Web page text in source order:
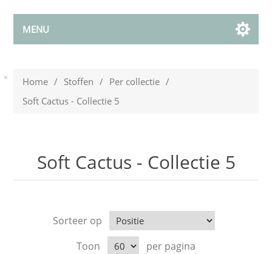
MENU
Home / Stoffen / Per collectie /
Soft Cactus - Collectie 5
Soft Cactus - Collectie 5
Sorteer op
Toon
per pagina